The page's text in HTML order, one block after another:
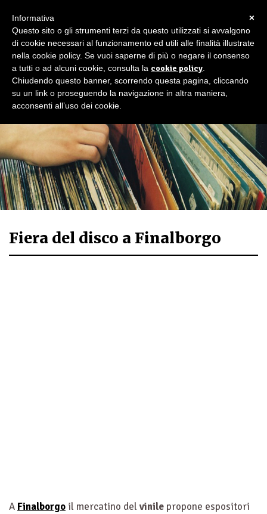
Fiera del disco a Finalborgo
A Finalborgo il mercatino del vinile propone espositori
×
Informativa
Questo sito o gli strumenti terzi da questo utilizzati si avvalgono
di cookie necessari al funzionamento ed utili alle finalità illustrate
nella cookie policy. Se vuoi saperne di più o negare il consenso
a tutti o ad alcuni cookie, consulta la cookie policy
Chiudendo questo banner, scorrendo questa pagina, cliccando
su un link o proseguendo la navigazione in altra maniera,
acconsenti all’uso dei cookie.